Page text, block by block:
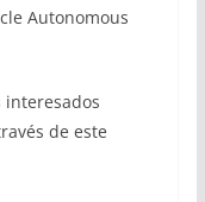
Autonomous
interesados
de este